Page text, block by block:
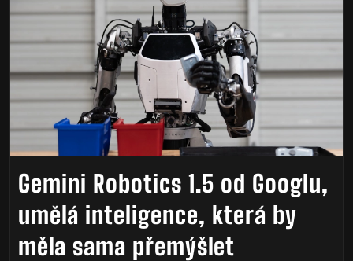
Gemini Robotics 1.5 od Googlu,
umělá inteligence, která by
měla sama přemýšlet